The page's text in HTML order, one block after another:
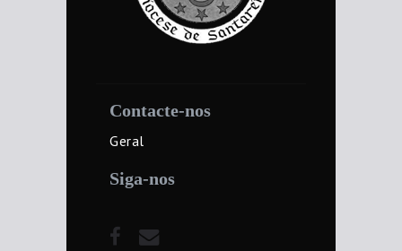
Contacte-nos
Geral
Siga-nos